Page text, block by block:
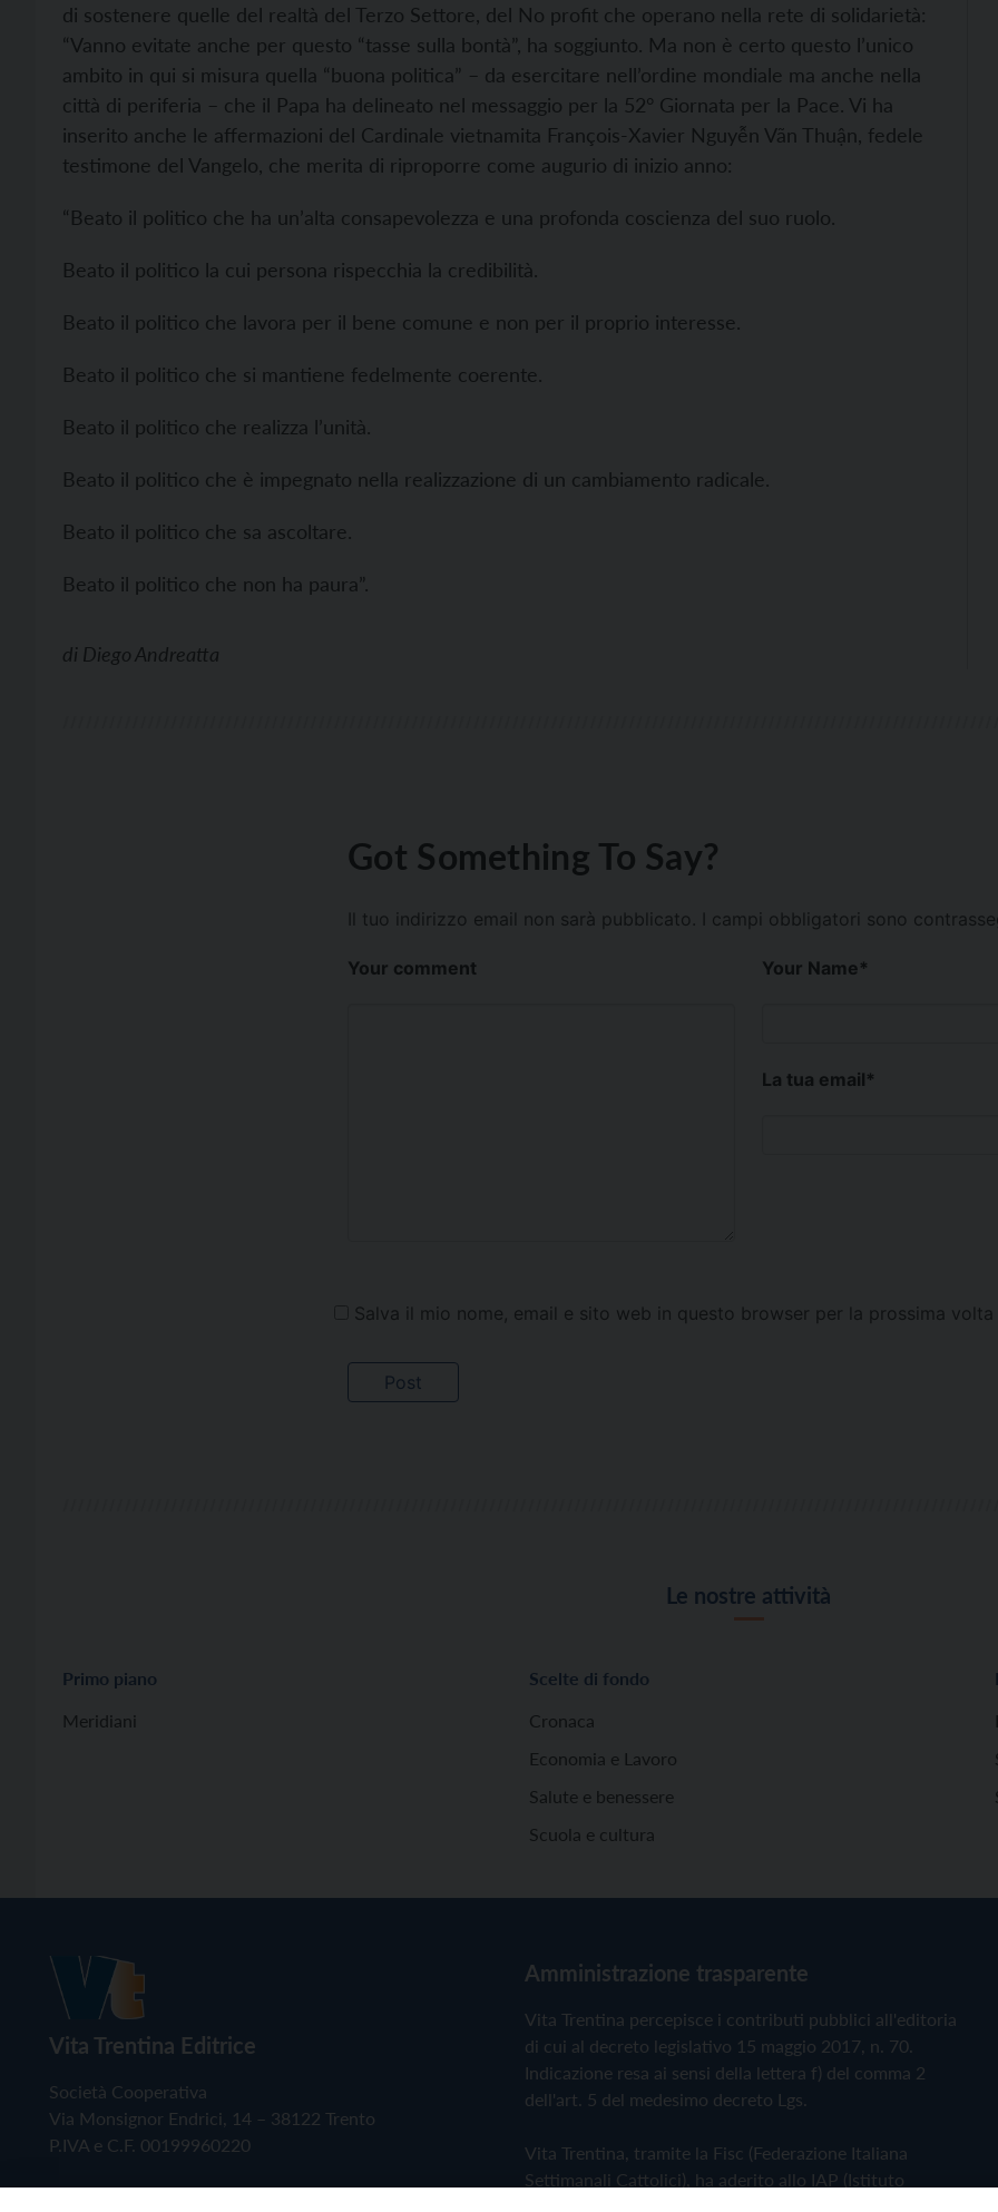
di sostenere quelle del realtà del Terzo Settore, del No profit che operano nella rete di solidarietà:
“Vanno evitate anche per questo “tasse sulla bontà”, ha soggiunto. Ma non è certo questo l’unico
ambito in qui si misura quella “buona politica” – da esercitare nell’ordine mondiale ma anche nella
città di periferia – che il Papa ha delineato nel messaggio per la 52° Giornata per la Pace. Vi ha
inserito anche le affermazioni del Cardinale vietnamita François-Xavier Nguyễn Vãn Thuận, fedele
testimone del Vangelo, che merita di riproporre come augurio di inizio anno:
“Beato il politico che ha un’alta consapevolezza e una profonda coscienza del suo ruolo.
Beato il politico la cui persona rispecchia la credibilità.
Beato il politico che lavora per il bene comune e non per il proprio interesse.
Beato il politico che si mantiene fedelmente coerente.
Beato il politico che realizza l’unità.
Beato il politico che è impegnato nella realizzazione di un cambiamento radicale.
Beato il politico che sa ascoltare.
Beato il politico che non ha paura”.
di Diego Andreatta
Got Something To Say?
Il tuo indirizzo email non sarà pubblicato. I campi obbligatori sono
Your comment Your Name*
La tua email*
Salva il mio nome, email e sito web in questo browser per la prossima
Le nostre attività
Primo piano
Meridiani
Scelte di fondo
Cronaca
Economia e Lavoro
Salute e benessere
Scuola e cultura
Vita Trentina Editrice
Società Cooperativa
Via Monsignor Endrici, 14 – 38122 Trento
P.IVA e C.F. 00199960220
Amministrazione trasparente
Vita Trentina percepisce i contributi pubblici all'editoria
di cui al decreto legislativo 15 maggio 2017, n. 70.
Indicazione resa ai sensi della lettera f) del comma 2
dell'art. 5 del medesimo decreto Lgs.
Vita Trentina, tramite la Fisc (Federazione Italiana
Settimanali Cattolici), ha aderito allo IAP (Istituto